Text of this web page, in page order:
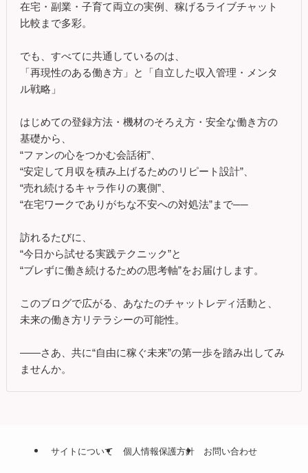
在宅・副業・子育て両立の実例、稼げるライブチャット
比較まで多彩。
でも、すべてに共通しているのは、
「再現性のある働き方」と「自立した収入管理・メンタ
ル戦略」
はじめての登録方法・機材のそろえ方・安全な働き方の
基礎から、
“ファンの心をつかむ会話術”、
“安定して月収を積み上げるためのリピート設計”、
“売れ続けるキャラ作りの裏側”、
“在宅ワークでありがちな不安への対処法”まで──
訪れるたびに、
“今日から試せる実践テクニック”と
“ブレずに働き続けるための思考軸”をお届けします。
このブログで広がる、あなたのチャットレディ活動と、
未来の働き方リテラシーの可能性。
――さあ、共に“自由に稼ぐ未来”の第一歩を踏み出してみ
ませんか。
サイトについて 個人情報保護方針 お問い合わせ